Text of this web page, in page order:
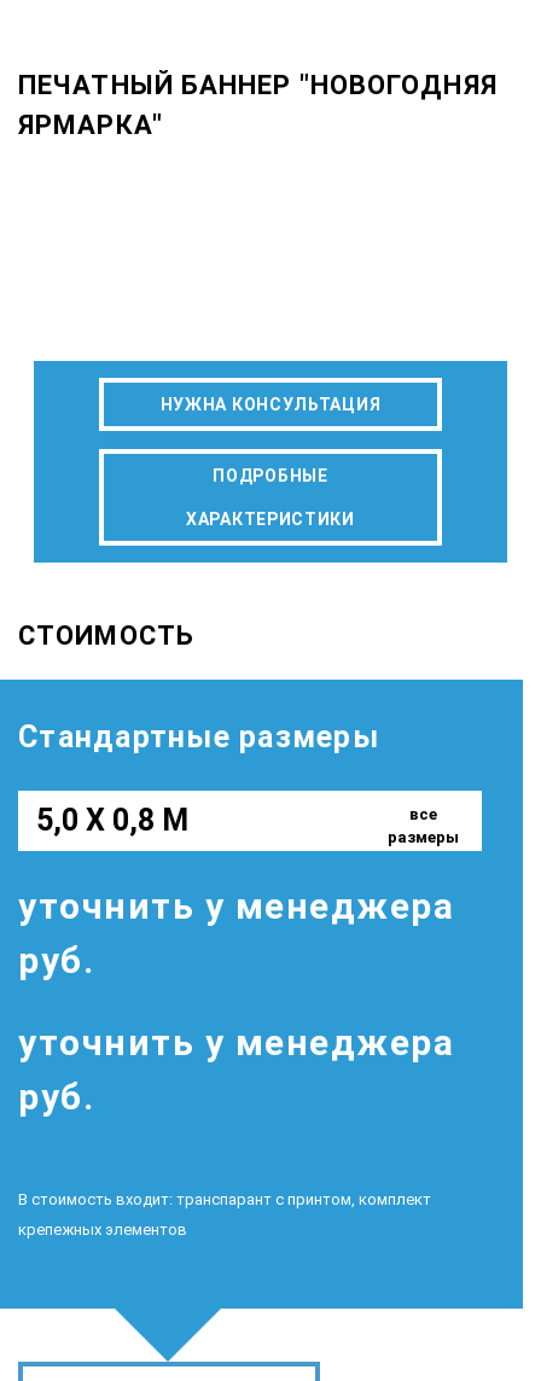
ПЕЧАТНЫЙ БАННЕР "НОВОГОДНЯЯ
ЯРМАРКА"
НУЖНА КОНСУЛЬТАЦИЯ
ПОДРОБНЫЕ
ХАРАКТЕРИСТИКИ
СТОИМОСТЬ
Стандартные размеры
5,0 Х 0,8 М
все
размеры
уточнить у менеджера
руб.
уточнить у менеджера
руб.
В стоимость входит: транспарант с принтом, комплект
крепежных элементов